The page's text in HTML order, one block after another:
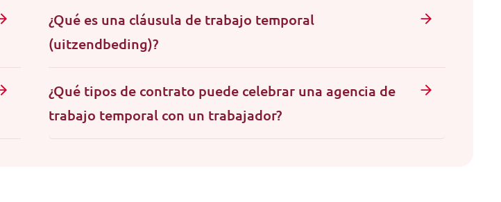
¿Qué es una cláusula de trabajo temporal
(uitzendbeding)?
¿Qué tipos de contrato puede celebrar una agencia de
trabajo temporal con un trabajador?